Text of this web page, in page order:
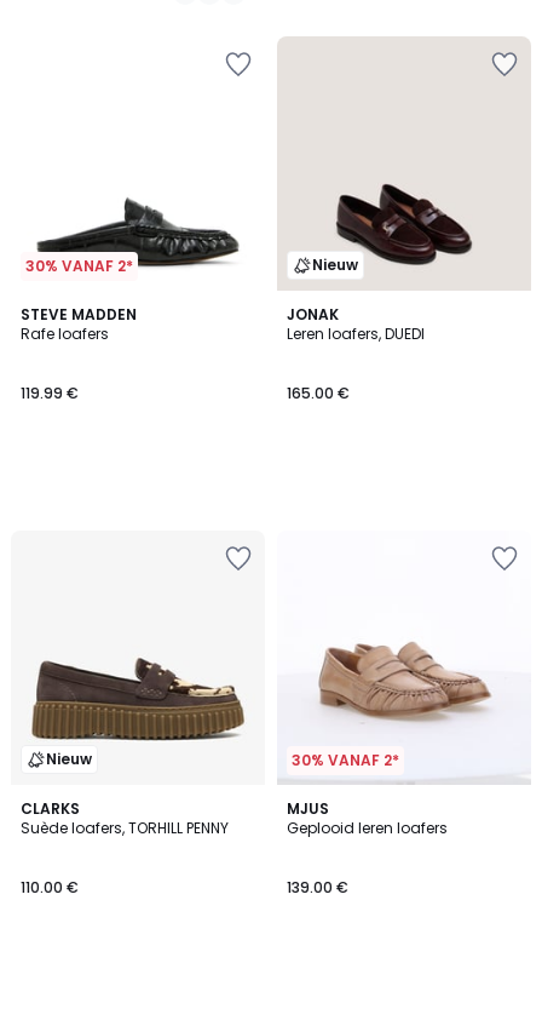
30% VANAF 2*
STEVE MADDEN
Rafe loafers
119.99 €
Nieuw
JONAK
Leren loafers, DUEDI
165.00 €
Nieuw
CLARKS
Suède loafers, TORHILL PENNY
110.00 €
30% VANAF 2*
MJUS
Geplooid leren loafers
139.00 €